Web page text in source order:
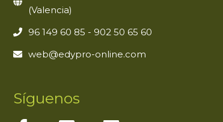
(Valencia)
96 149 60 85 - 902 50 65 60
web@edypro-online.com
Síguenos